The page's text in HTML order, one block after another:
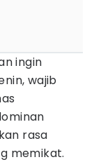
ingin
wajib
rasa
memikat.